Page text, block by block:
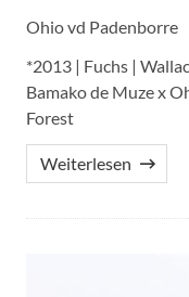
Ohio vd Padenborre
*2013 | Fuchs |
Bamako de Muze x
Forest
Weiterlesen